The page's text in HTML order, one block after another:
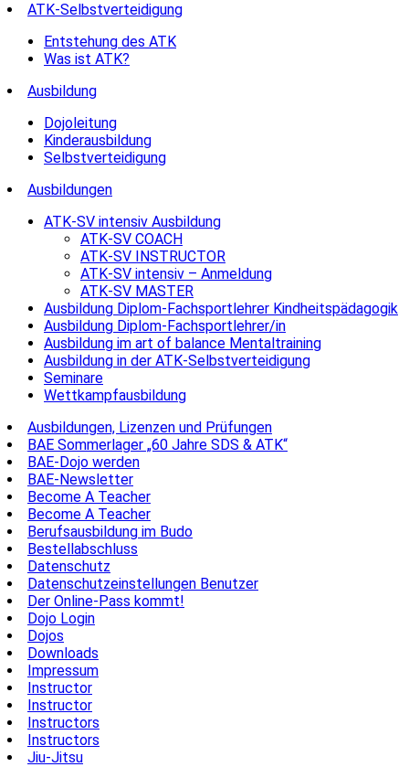
ATK-Selbstverteidigung
Entstehung des ATK
Was ist ATK?
Ausbildung
Dojoleitung
Kinderausbildung
Selbstverteidigung
Ausbildungen
ATK-SV intensiv Ausbildung
ATK-SV COACH
ATK-SV INSTRUCTOR
ATK-SV intensiv – Anmeldung
ATK-SV MASTER
Ausbildung Diplom-Fachsportlehrer Kindheitspädagogik
Ausbildung Diplom-Fachsportlehrer/in
Ausbildung im art of balance Mentaltraining
Ausbildung in der ATK-Selbstverteidigung
Seminare
Wettkampfausbildung
Ausbildungen, Lizenzen und Prüfungen
BAE Sommerlager „60 Jahre SDS & ATK“
BAE-Dojo werden
BAE-Newsletter
Become A Teacher
Become A Teacher
Berufsausbildung im Budo
Bestellabschluss
Datenschutz
Datenschutzeinstellungen Benutzer
Der Online-Pass kommt!
Dojo Login
Dojos
Downloads
Impressum
Instructor
Instructor
Instructors
Instructors
Jiu-Jitsu